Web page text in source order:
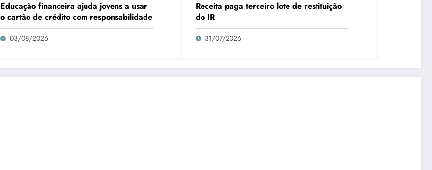
Educação financeira ajuda jovens a usar
o cartão de crédito com responsabilidade
03/08/2026
Receita paga terceiro lote de restituição
do IR
31/07/2026